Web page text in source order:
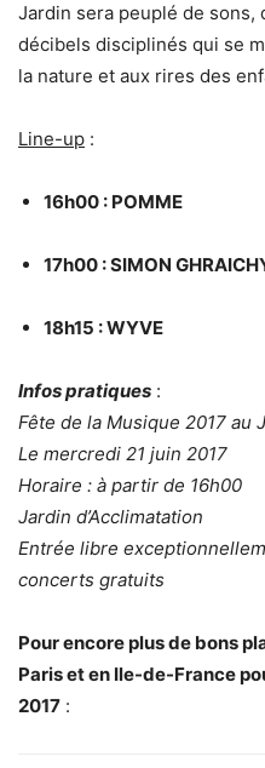
Jardin sera peuplé de sons,
décibels disciplinés qui se
la nature et aux rires des
Line-up :
16h00 : POMME
17h00 : SIMON
18h15 : WYVE
Infos pratiques :
Fête de la Musique 2017 au
Le mercredi 21 juin 2017
Horaire : à partir de 16h00
Jardin d’Acclimatation
Entrée libre
concerts gratuits
Pour encore plus de bons
Paris et en Ile-de-France
2017 :